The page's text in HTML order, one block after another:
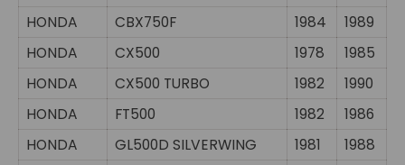
HONDA
CBX750F 1984
1989
HONDA
CX500 1978
1985
HONDA
CX500 TURBO 1982
1990
HONDA
FT500 1982
1986
HONDA
GL500D SILVERWING 1981
1988